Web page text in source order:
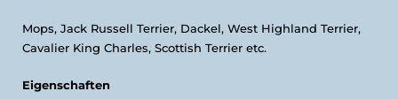
Mops, Jack Russell Terrier, Dackel, West Highland Terrier,
Cavalier King Charles, Scottish Terrier etc.
Eigenschaften